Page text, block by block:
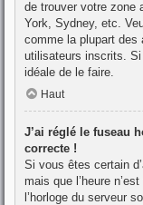
de trouver votre zone
York, Sydney, etc.
comme la plupart des
utilisateurs inscrits. Si
idéale de le faire.
Haut
J’ai réglé le fuseau
correcte !
Si vous êtes certain
mais que l’heure
l’horloge du serveur